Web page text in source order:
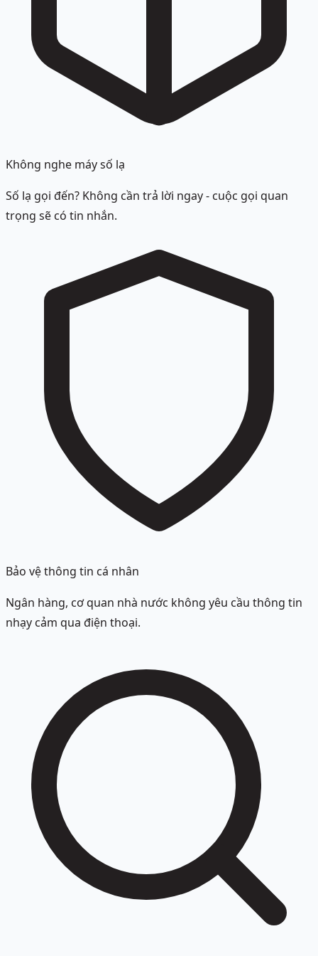
Không nghe máy số lạ
Số lạ gọi đến? Không cần trả lời ngay - cuộc gọi quan
trọng sẽ có tin nhắn.
Bảo vệ thông tin cá nhân
Ngân hàng, cơ quan nhà nước không yêu cầu thông tin
nhạy cảm qua điện thoại.